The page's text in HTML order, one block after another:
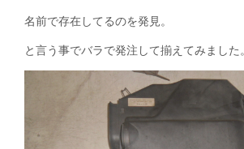
名前で存在してるのを発見。
と言う事でバラで発注して揃えてみました。